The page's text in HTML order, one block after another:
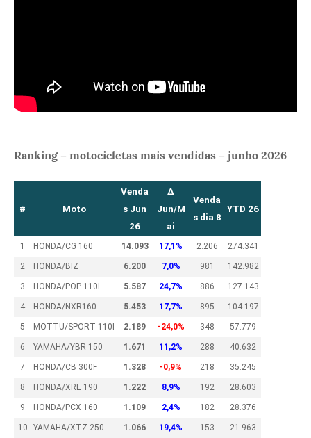
Ranking – motocicletas mais vendidas – junho 2026
# Moto
Venda
s Jun
26
Δ
Jun/M
ai
Venda
s dia 8
YTD 26
1 HONDA/CG 160 14.093 17,1% 2.206 274.341
2 HONDA/BIZ 6.200 7,0% 981 142.982
3 HONDA/POP 110I 5.587 24,7% 886 127.143
4 HONDA/NXR160 5.453 17,7% 895 104.197
5 MOTTU/SPORT 110I 2.189 -24,0% 348 57.779
6 YAMAHA/YBR 150 1.671 11,2% 288 40.632
7 HONDA/CB 300F 1.328 -0,9% 218 35.245
8 HONDA/XRE 190 1.222 8,9% 192 28.603
9 HONDA/PCX 160 1.109 2,4% 182 28.376
10 YAMAHA/XTZ 250 1.066 19,4% 153 21.963